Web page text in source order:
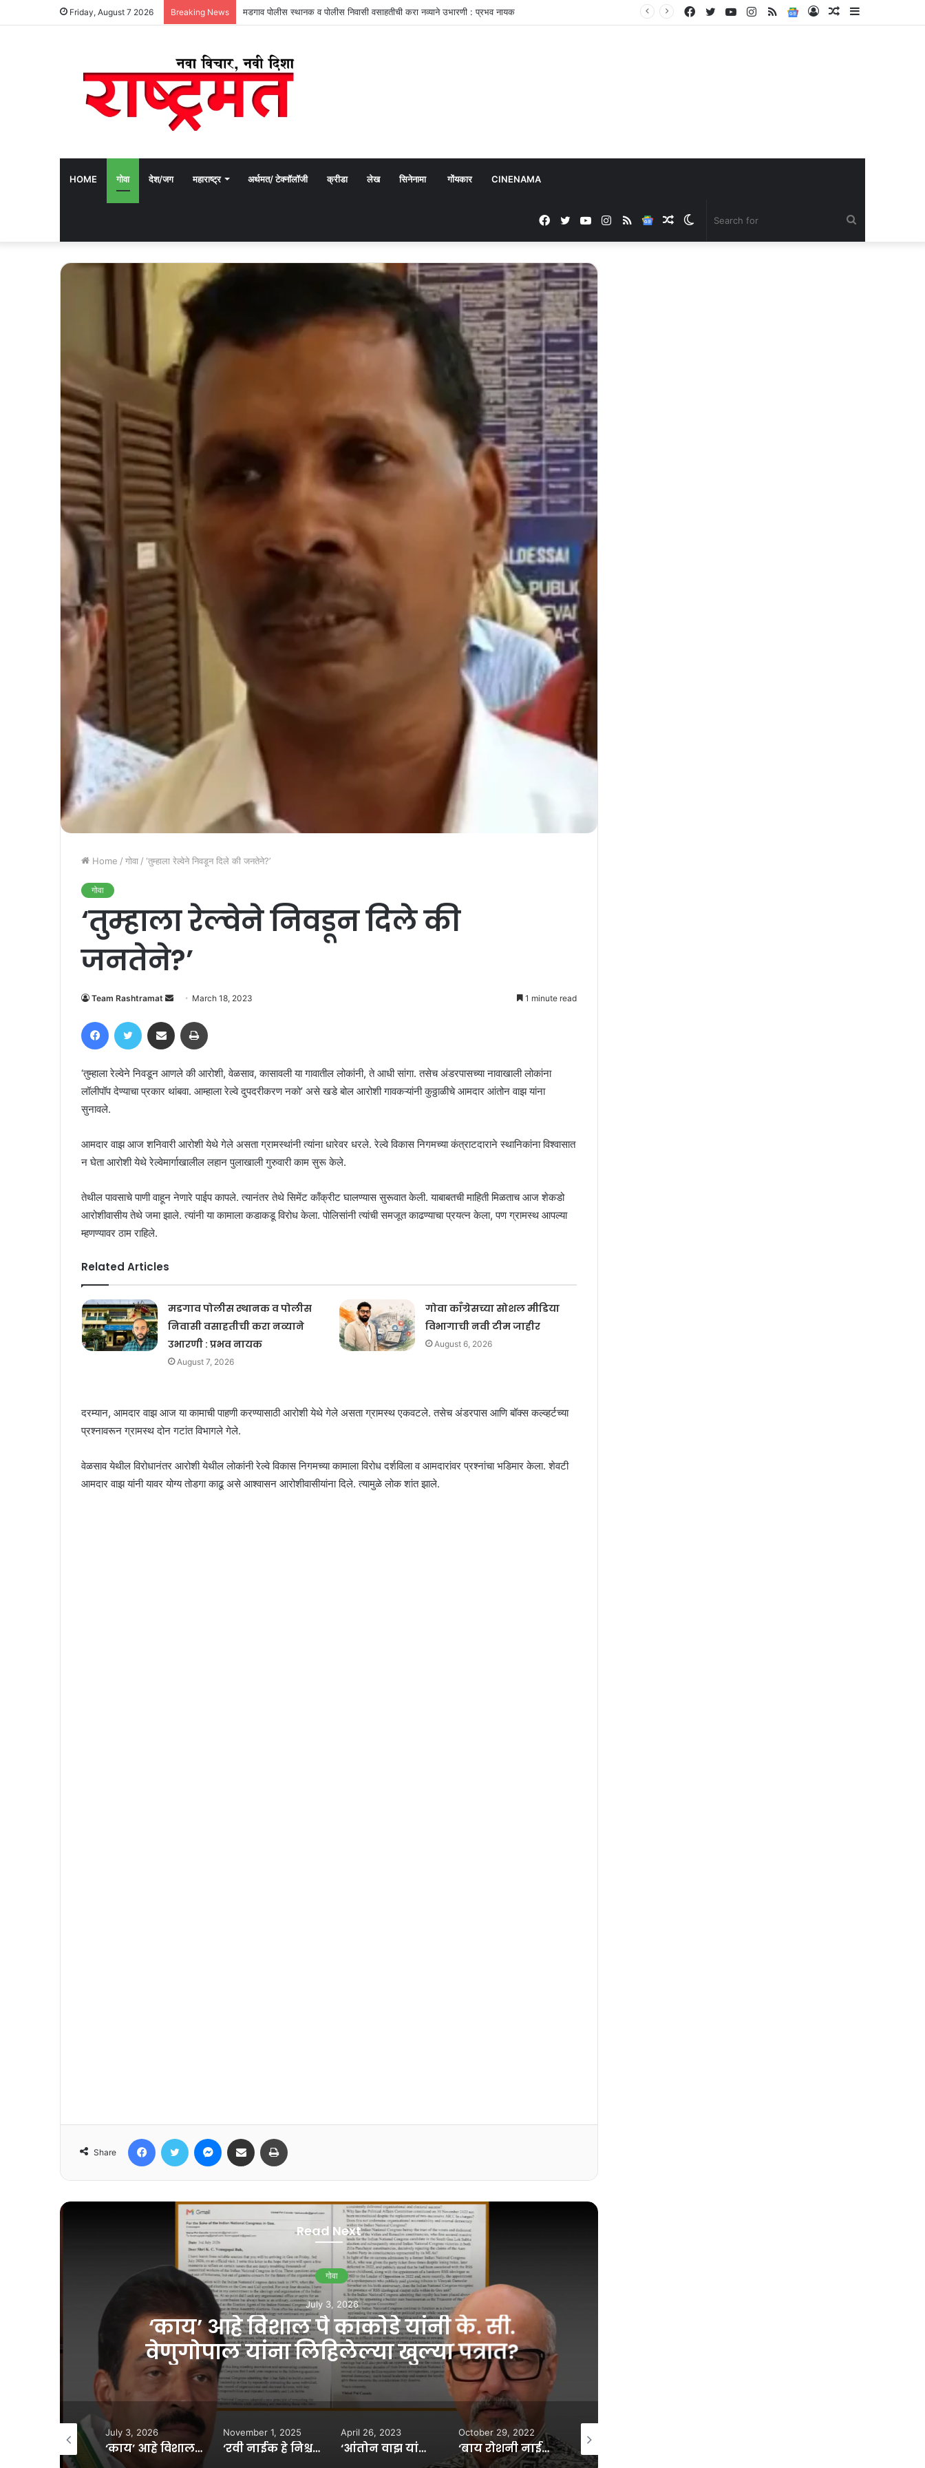
Friday, August 7 2026 Breaking News ‘लहानपण देगा देवा’त रोहित खांडेकरची छाप Sidebar
Random
Log
Google
RSS
Instagram
YouTube
Twitter
Facebook
HOME गोवा देश/जग महाराष्ट्र अर्थमत/ टेक्नॉलॉजी क्रीडा लेख सिनेनामा गोंयकार CINENAMA
Switch
Random
Google
RSS
Instagram
YouTube
Twitter
Facebook
Home / गोवा / ‘तुम्‍हाला रेल्‍वेने निवडून दिले की जनतेने?’
गोवा
‘तुम्‍हाला रेल्‍वेने निवडून दिले की
जनतेने?’
Team Rashtramat
Send
email
March 18, 2023 1 minute read
FacebookTwitter Share via Email
‘तुम्हाला रेल्वेने निवडून आणले की आरोशी, वेळसाव, कासावली या गावातील लोकांनी, ते आधी सांगा. तसेच अंडरपासच्या नावाखाली लोकांना
लॉलीपॉप देण्याचा प्रकार थांबवा. आम्हाला रेल्वे दुपदरीकरण नको’ असे खडे बोल आरोशी गावकऱ्यांनी कुठ्ठाळीचे आमदार आंतोन वाझ यांना
सुनावले.
आमदार वाझ आज शनिवारी आरोशी येथे गेले असता ग्रामस्‍थांनी त्‍यांना धारेवर धरले. रेल्वे विकास निगमच्या कंत्राटदाराने स्थानिकांना विश्वासात
न घेता आरोशी येथे रेल्वेमार्गाखालील लहान पुलाखाली गुरुवारी काम सुरू केले.
तेथील पावसाचे पाणी वाहून नेणारे पाईप कापले. त्यानंतर तेथे सिमेंट कॉंक्रीट घालण्यास सुरूवात केली. याबाबतची माहिती मिळताच आज शेकडो
आरोशीवासीय तेथे जमा झाले. त्यांनी या कामाला कडाकडू विरोध केला. पोलिसांनी त्यांची समजूत काढण्याचा प्रयत्न केला, पण ग्रामस्‍थ आपल्‍या
म्‍हणण्‍यावर ठाम राहिले.
Related Articles
मडगाव पोलीस स्थानक व पोलीस
निवासी वसाहतीची करा नव्याने
उभारणी : प्रभव नायक
August 7, 2026
गोवा काँग्रेसच्या सोशल मीडिया
विभागाची नवी टीम जाहीर
August 6, 2026
दरम्यान, आमदार वाझ आज या कामाची पाहणी करण्‍यासाठी आरोशी येथे गेले असता ग्रामस्‍थ एकवटले. तसेच अंडरपास आणि बॉक्स कल्व्हर्टच्या
प्रश्‍‍नावरून ग्रामस्थ दोन गटांत विभागले गेले.
वेळसाव येथील विरोधानंतर आरोशी येथील लोकांनी रेल्‍वे विकास निगमच्या कामाला विरोध दर्शविला व आमदारांवर प्रश्नांचा भडिमार केला. शेवटी
आमदार वाझ यांनी यावर योग्य तोडगा काढू असे आश्वासन आरोशीवासीयांना दिले. त्‍यामुळे लोक शांत झाले.
Share
FacebookTwitter Messenger
Share via Email
Read Next
गोवा
July 3, 2026
‘काय’ आहे विशाल पै काकोडे यांनी के. सी.
वेणुगोपाल यांना लिहिलेल्या खुल्या पत्रात?
गोवा मंत्रिमंडळ फेरबदलाचा मुहूर्त ठरला…
July 3, 2026
‘काय’ आहे विशाल पै काकोडे यांनी के. सी. वेणुगोपाल यांना लिहिलेल्या खुल्या पत्रात?
November 1, 2025
‘रवी नाईक हे निश्चयाचा महामेरू’; मडगांवचो आवाजतर्फे आयोजित श्रद्धांजली
April 26, 2023
‘आंतोन वाझ यांनी सरकारला दिलेल्या पाठिंब्याचा पुनर्विचार करावा’
October 29, 2022
‘बाय रोशनी नाईक यांनी दिली नव्या विचारांना दिशा, त्यांना सलाम’